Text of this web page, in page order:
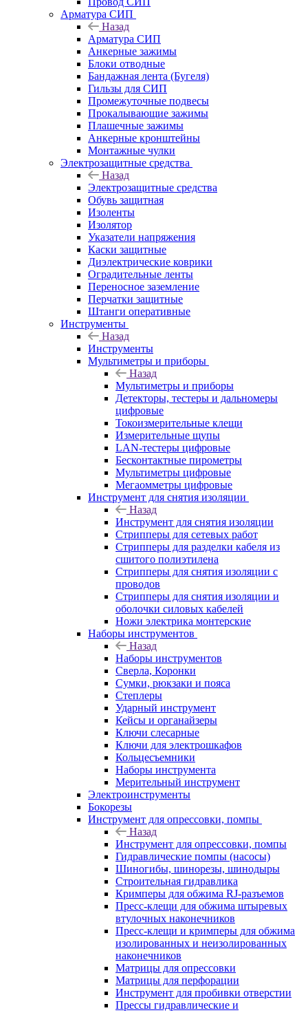
Арматура СИП
Назад
Арматура СИП
Анкерные зажимы
Блоки отводные
Бандажная лента (Бугеля)
Гильзы для СИП
Промежуточные подвесы
Прокалывающие зажимы
Плашечные зажимы
Анкерные кронштейны
Монтажные чулки
Электрозащитные средства
Назад
Электрозащитные средства
Обувь защитная
Изоленты
Изолятор
Указатели напряжения
Каски защитные
Диэлектрические коврики
Оградительные ленты
Переносное заземление
Перчатки защитные
Штанги оперативные
Инструменты
Назад
Инструменты
Мультиметры и приборы
Назад
Мультиметры и приборы
Детекторы, тестеры и дальномеры
цифровые
Токоизмерительные клещи
Измерительные щупы
LAN-тестеры цифровые
Бесконтактные пирометры
Мультиметры цифровые
Мегаомметры цифровые
Инструмент для снятия изоляции
Назад
Инструмент для снятия изоляции
Стрипперы для сетевых работ
Стрипперы для разделки кабеля из
сшитого полиэтилена
Cтрипперы для снятия изоляции с
проводов
Стрипперы для снятия изоляции и
оболочки силовых кабелей
Ножи электрика монтерские
Наборы инструментов
Назад
Наборы инструментов
Сверла, Коронки
Сумки, рюкзаки и пояса
Степлеры
Ударный инструмент
Кейсы и органайзеры
Ключи слесарные
Ключи для электрошкафов
Кольцесъемники
Наборы инструмента
Мерительный инструмент
Электроинструменты
Бокорезы
Инструмент для опрессовки, помпы
Назад
Инструмент для опрессовки, помпы
Гидравлические помпы (насосы)
Шиногибы, шинорезы, шинодыры
Строительная гидравлика
Кримперы для обжима RJ-разъемов
Пресс-клещи для обжима штыревых
втулочных наконечников
Пресс-клещи и кримперы для обжима
изолированных и неизолированных
наконечников
Матрицы для опрессовки
Матрицы для перфорации
Инструмент для пробивки отверстии
Прессы гидравлические и